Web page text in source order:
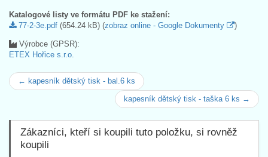
Katalogové listy ve formátu PDF ke stažení:
77-2-3e.pdf (654.24 kB) (zobraz online - Google Dokumenty )
Výrobce (GPSR):
ETEX Hořice s.r.o.
← kapesník dětský tisk - bal.6 ks
kapesník dětský tisk - taška 6 ks →
Zákazníci, kteří si koupili tuto položku, si rovněž
koupili